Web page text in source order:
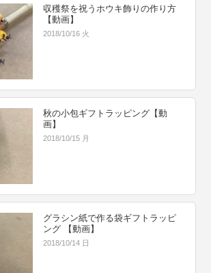
収穫祭を祝うホウキ飾りの作り方
【動画】
2018/10/16 火
秋の小包ギフトラッピング【動
画】
2018/10/15 月
グラシン紙で作る袋ギフトラッピ
ング 【動画】
2018/10/14 日